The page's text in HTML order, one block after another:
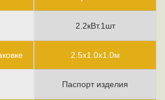
2.2кВт.1шт
2.5х1.0х1.0м
Паспорт изделия